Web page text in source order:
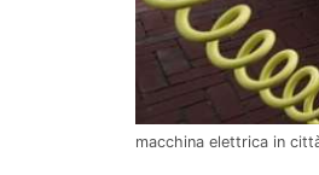
macchina elettrica in